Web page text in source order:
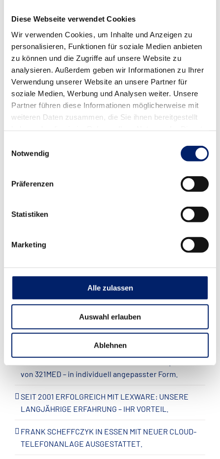
Diese Webseite verwendet Cookies
Wir verwenden Cookies, um Inhalte und Anzeigen zu
personalisieren, Funktionen für soziale Medien anbieten
zu können und die Zugriffe auf unsere Website zu
analysieren. Außerdem geben wir Informationen zu Ihrer
Verwendung unserer Website an unsere Partner für
soziale Medien, Werbung und Analysen weiter. Unsere
Partner führen diese Informationen möglicherweise mit
weiteren Daten zusammen, die Sie ihnen bereitgestellt
Notwendig
Präferenzen
Statistiken
Marketing
Alle zulassen
Auswahl erlauben
Ablehnen
Teile diesen Beitrag mit anderen!
Facebook
X LinkedInWhatsAppPinterest
E-
Mail
RADSTAAK GmbH setzt auf die Online-
22.07.2026
NEUSTE BEITRÄGE
RADSTAAK GmbH übernimmt systemhaus.at und
von 321MED – in individuell angepasster Form.
SEIT 2001 ERFOLGREICH MIT LEXWARE: UNSERE
LANGJÄHRIGE ERFAHRUNG – IHR VORTEIL.
FRANK SCHEFFCZYK IN ESSEN MIT NEUER CLOUD-
TELEFONANLAGE AUSGESTATTET.